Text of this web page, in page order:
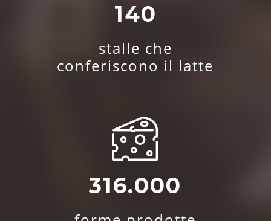
140
stalle che
conferiscono il latte
316.000